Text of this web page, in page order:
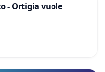
- Ortigia vuole